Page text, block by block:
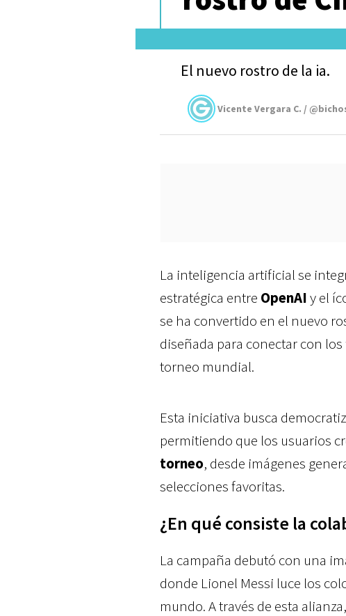
El nuevo rostro de la ia.
Vicente Vergara C. /
La inteligencia artificial se
estratégica entre OpenAIy el
se ha convertido en el nuevo
diseñada para conectar con
torneo mundial.
Esta iniciativa busca
permitiendo que los usuarios
torneo, desde imágenes
selecciones favoritas.
¿En qué consiste la
La campaña debutó con una
donde Lionel Messi luce los
mundo. A través de esta alianza,